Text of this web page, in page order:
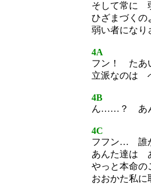
そして常に
ひざまづく
弱い者になり
4A
フン！ たあ
立派なのは
4B
ん……？ あ
4C
フフン… 誰
あんた達は
やっと本命
おおかた私